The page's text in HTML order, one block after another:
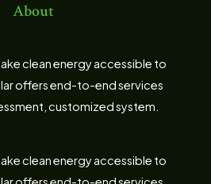
About
clean energy accessible to
offers end-to-end services
customized system.
clean energy accessible to